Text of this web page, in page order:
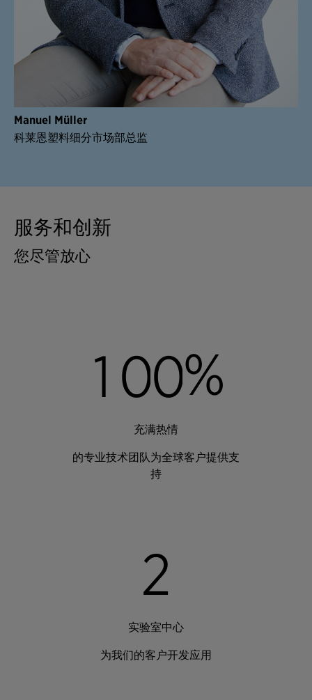
Manuel Müller
科莱恩塑料细分市场部总监
服务和创新
您尽管放心
1 00%
充满热情
的专业技术团队为全球客户提供支
持
2
实验室中心
为我们的客户开发应用